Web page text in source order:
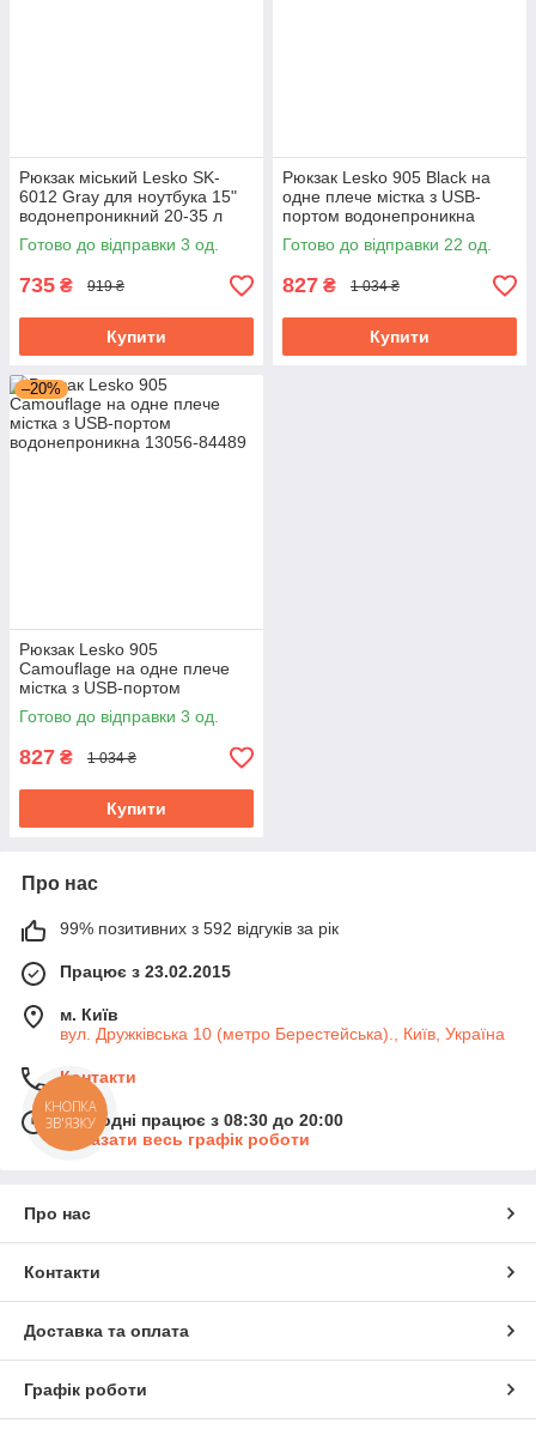
Рюкзак міський Lesko SK-
6012 Gray для ноутбука 15"
водонепроникний 20-35 л
Готово до відправки 3 од.
735 ₴ 919 ₴
Купити
Рюкзак Lesko 905 Black на
одне плече містка з USB-
портом водонепроникна
Готово до відправки 22 од.
827 ₴ 1 034 ₴
Купити
–20%
Рюкзак Lesko 905
Camouflage на одне плече
містка з USB-портом
водонепроникна
Готово до відправки 3 од.
827 ₴ 1 034 ₴
Купити
Про нас
99% позитивних з 592 відгуків за рік
Працює з 23.02.2015
м. Київ
вул. Дружківська 10 (метро Берестейська)., Київ, Україна
Контакти
Сьогодні працює з 08:30 до 20:00
Показати весь графік роботи
Про нас
Контакти
Доставка та оплата
Графік роботи
КНОПКА
ЗВ'ЯЗКУ